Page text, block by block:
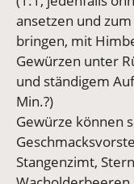
ansetzen und
bringen, mit
Gewürzen unter
und ständigem
Min.?)
Gewürze können
Stangenzimt,